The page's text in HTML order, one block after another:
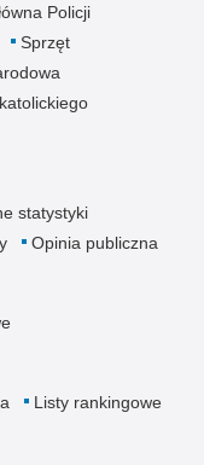
Policji
Sprzęt
statystyki
Opinia publiczna
Listy rankingowe